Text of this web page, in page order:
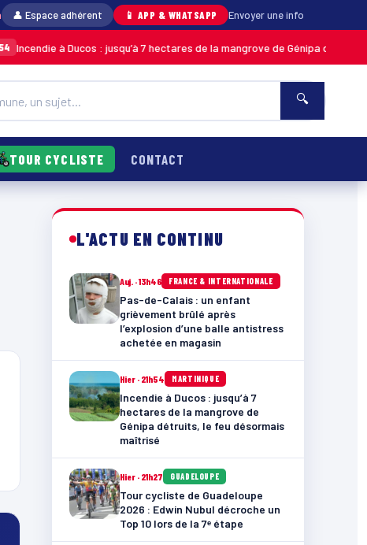
👤 Espace adhérent 📱 APP & WHATSAPP Envoyer une info
à Ducos : jusqu’à 7 hectares de la mangrove de Génipa détruits, le
🔍
TOUR CYCLISTE CONTACT
L'ACTU EN CONTINU
Auj. · 13h46 FRANCE & INTERNATIONALE
Pas-de-Calais : un enfant
grièvement brûlé après
l’explosion d’une balle antistress
achetée en magasin
Hier · 21h54 MARTINIQUE
Incendie à Ducos : jusqu’à 7
hectares de la mangrove de
Génipa détruits, le feu désormais
maîtrisé
Hier · 21h27 GUADELOUPE
Tour cycliste de Guadeloupe
2026 : Edwin Nubul décroche un
Top 10 lors de la 7ᵉ étape